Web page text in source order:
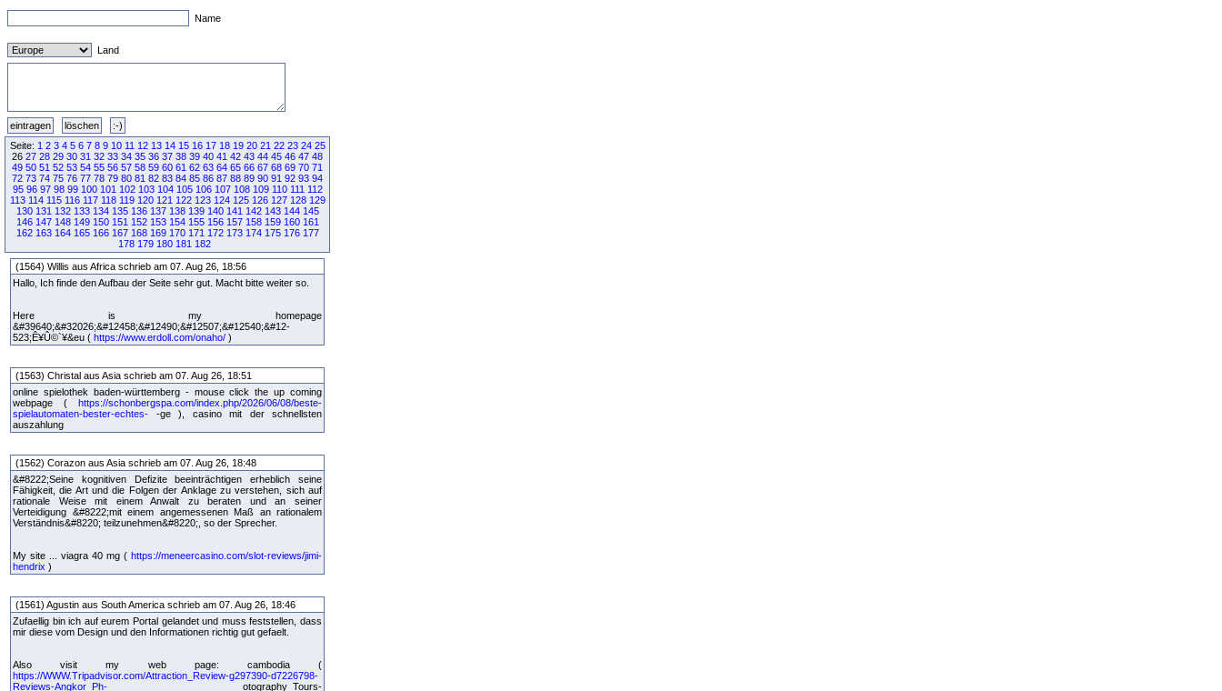
Name
Land
Seite: 1 2 3 4 5 6 7 8 9 10 11 12 13 14 15 16 17 18 19 20 21 22 23 24 25
26 27 28 29 30 31 32 33 34 35 36 37 38 39 40 41 42 43 44 45 46 47 48
49 50 51 52 53 54 55 56 57 58 59 60 61 62 63 64 65 66 67 68 69 70 71
72 73 74 75 76 77 78 79 80 81 82 83 84 85 86 87 88 89 90 91 92 93 94
95 96 97 98 99 100 101 102 103 104 105 106 107 108 109 110 111 112
113 114 115 116 117 118 119 120 121 122 123 124 125 126 127 128 129
130 131 132 133 134 135 136 137 138 139 140 141 142 143 144 145
146 147 148 149 150 151 152 153 154 155 156 157 158 159 160 161
162 163 164 165 166 167 168 169 170 171 172 173 174 175 176 177
178 179 180 181 182
(1564) Willis aus Africa schrieb am 07. Aug 26, 18:56
Hallo, Ich finde den Aufbau der Seite sehr gut. Macht bitte weiter so.
Here is my homepage
&#39640;&#32026;&#12458;&#12490;&#12507;&#12540;&#12-
523;Ê¥Û©`¥&eu ( https://www.erdoll.com/onaho/ )
(1563) Christal aus Asia schrieb am 07. Aug 26, 18:51
online spielothek baden-württemberg - mouse click the up coming
webpage ( https://schonbergspa.com/index.php/2026/06/08/beste-
spielautomaten-bester-echtes- -ge ), casino mit der schnellsten
auszahlung
(1562) Corazon aus Asia schrieb am 07. Aug 26, 18:48
&#8222;Seine kognitiven Defizite beeinträchtigen erheblich seine
Fähigkeit, die Art und die Folgen der Anklage zu verstehen, sich auf
rationale Weise mit einem Anwalt zu beraten und an seiner
Verteidigung &#8222;mit einem angemessenen Maß an rationalem
Verständnis&#8220; teilzunehmen&#8220;, so der Sprecher.
My site ... viagra 40 mg ( https://meneercasino.com/slot-reviews/jimi-
hendrix )
(1561) Agustin aus South America schrieb am 07. Aug 26, 18:46
Zufaellig bin ich auf eurem Portal gelandet und muss feststellen, dass
mir diese vom Design und den Informationen richtig gut gefaelt.
Also visit my web page: cambodia (
https://WWW.Tripadvisor.com/Attraction_Review-g297390-d7226798-
Reviews-Angkor_Ph- otography_Tours-